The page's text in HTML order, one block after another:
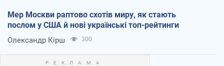
Мер Москви раптово схотів миру, як стають
послом у США й нові українські топ-рейтинги
Олександр Кірш 300